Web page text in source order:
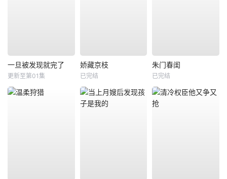
一旦被发现就完了
更新至第01集
娇藏京枝
已完结
朱门春闺
已完结